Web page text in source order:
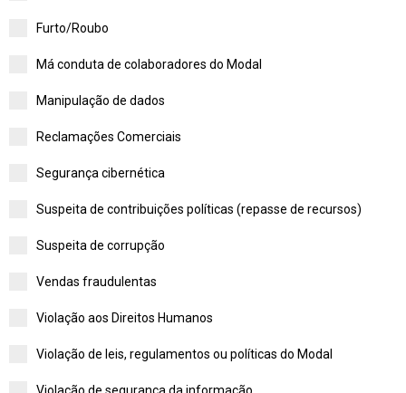
Furto/Roubo
Má conduta de colaboradores do Modal
Manipulação de dados
Reclamações Comerciais
Segurança cibernética
Suspeita de contribuições políticas (repasse de recursos)
Suspeita de corrupção
Vendas fraudulentas
Violação aos Direitos Humanos
Violação de leis, regulamentos ou políticas do Modal